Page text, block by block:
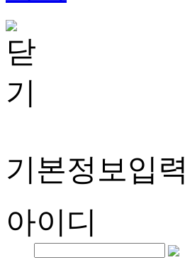
기본정보입력
아이디